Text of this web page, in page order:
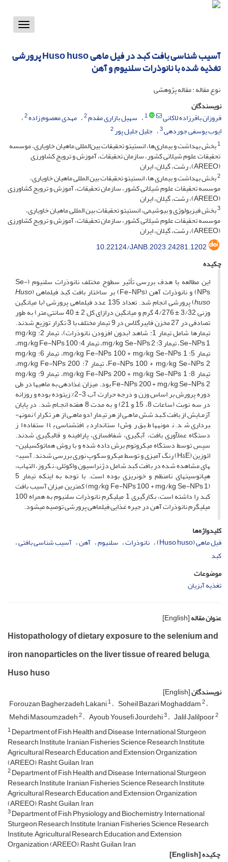
Toggle
آسیب شناسی بافت کبد در فیل ماهی Huso huso پرورشی
تغذیه شده با نانوذرات سلنیوم و آهن
نوع مقاله : مقاله پژوهشی
نویسندگان
فروزان باقرزاده لاکانی
1 سهیل بازاری مقدم2 مهدی معصوم زاده2
ایوب یوسفی جوردهی3 جلیل جلیل پور2
1بخش بهداشت و بیماری‌ها، انستیتو تحقیقات بین‌المللی ماهیان خاویاری، موسسه
تحقیقات علوم شیلاتی کشور، سازمان تحقیقات، آموزش و ترویج کشاورزی
(AREEO)، رشت، گیلان، ایران
2بخش بهداشت و بیماری ها، انستیتو تحقیقات بین المللی ماهیان خاویاری،
موسسه تحقیقات علوم شیلاتی کشور، سازمان تحقیقات، آموزش و ترویج کشاورزی
(AREEO)، رشت، گیلان، ایران
3بخش فیزیولوژی و بیوشیمی، انستیتو تحقیقات بین المللی ماهیان خاویاری،
موسسه تحقیقات علوم شیلاتی کشور، سازمان تحقیقات، آموزش و ترویج کشاورزی
(AREEO)، رشت، گیلان، ایران
10.22124/JANB.2023.24281.1202
چکیده
این مطالعه با هدف بررسی تأثیر سطوح مختلف نانوذرات سلنیوم (Se-
NPs) و نانوذرات آهن (Fe-NPs) بر ساختار بافت کبد فیل­ماهی ( Huso
huso ) پرورشی انجام شد. تعداد 135 عدد فیل­ماهی پرورشی (با میانگین
وزنی 3/32 ± 4/276 گرم و میانگین درازای کل 2 ± 40 سانتی متر) به طور
تصادفی در 27 مخزن فایبر­گلاس در 9 تیمار مختلف با 3 تکرار توزیع شدند.
تیمارها شامل تیمار 1: شاهد (بدون افزودن نانوذرات)، تیمار 2: mg/kg
Se-NPs 1، تیمار 3: mg/kg Se-NPs 2، تیمار 4: mg/kg Fe-NPs 100،
تیمار 5: mg/kg Fe-NPs 100 + mg/kg Se-NPs 1، تیمار 6: mg/kg
Fe-NPs 100 + mg/kg Se-NPs 2، تیمار 7: mg/kg Fe-NPs 200،
تیمار 8: mg/kg Fe-NPs 200 + mg/kg Se-NPs 1، تیمار 9: mg/kg
Fe-NPs 200 + mg/kg Se-NPs 2 بود. میزان غذادهی به ماهی­ها در طی
دوره پرورش بر اساس وزن و درجه حرارت آب 3-2% زی­توده بوده و روزانه
در سه نوبت (ساعات 8، 15 و 21) و به مدت 8 هفته انجـام شد. در پایان
آزمـایش از بافت کـبد شش ماهـی از هر تیمار (دو ماهـی از هر تکرار) نمونه­
برداری شد. نمونه­ها طبق روش استاندارد بافت­شناسی با استفاده از
دستگاه عمل­آوری بافت، آبگیری، شفاف­سازی، پارافینه و قالب­گیری شدند.
سپس توسط دستگاه میکروتوم برش داده شده و با روش هماتوکسیلین-
ائوزین (H&E) رنگ آمیزی و توسط میکروسکوپ نوری بررسی شدند. آسیب­
های مشاهده شده در بافت کبد شامل دژنراسیون واکوئلی، نکروز، التهاب،
هپاتوسیت­های نامنظم و خونریزی بوده است. با توجه به اینکه تیمار­ 5
(mg/kg Fe-NPs 100 + mg/kg Se-NPs 1) کمترین میزان آسیب بافت
کبد را داشته است، بکارگیری 1 میلی­گرم نانوذرات سلنیوم به همراه 100
میلی­گرم نانوذرات آهن در جیره غذایی فیل­ماهی پرورشی توصیه می­شود.
کلیدواژه‌ها
فیل ماهی (Huso huso)
نانوذرات سلنیوم آهن آسیب شناسی بافتی
کبد
موضوعات
تغذیه آبزیان
عنوان مقاله[English]
Histopathology of dietary exposure to the selenium and
iron nanoparticles on the liver tissue of reared beluga,
Huso huso
نویسندگان[English]
Forouzan Bagherzadeh Lakani1 Soheil Bazari Moghaddam2
Mehdi Masoumzadeh2 Ayoub Yousefi Jourdehi3 Jalil Jalilpoor2
1Department of Fish Health and Disease, International Sturgeon
Research Institute, Iranian Fisheries Science Research Institute,
Agricultural Research Education and Extension Organization
(AREEO), Rasht, Guilan, Iran
2Department of Fish Health and Disease, International Sturgeon
Research Institute, Iranian Fisheries Science Research Institute,
Agricultural Research Education and Extension Organization
(AREEO), Rasht, Guilan, Iran
3Department of Fish Physiology and Biochemistry, International
Sturgeon Research Institute, Iranian Fisheries Science Research
Institute, Agricultural Research Education and Extension
Organization (AREEO), Rasht, Guilan, Iran
چکیده[English]